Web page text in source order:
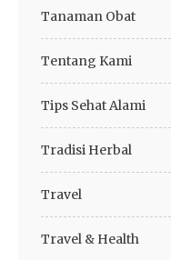
Tanaman Obat
Tentang Kami
Tips Sehat Alami
Tradisi Herbal
Travel
Travel & Health